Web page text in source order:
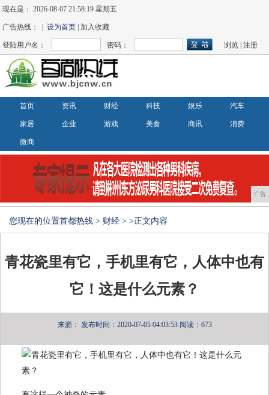
现在是：2026-08-07 21:58:19 星期五
广告热线： |设为首页 | 加入收藏
登陆用户名： 密码： 浏览 |注册
首页 资讯 财经 科技 娱乐 汽车
家居 企业 游戏 美食 商讯 消费
微商
广告
您现在的位置首都热线 > 财经 > >正文内容
青花瓷里有它，手机里有它，人体中也有
它！这是什么元素？
来源： 发布时间：2020-07-05 04:03:53 阅读：673